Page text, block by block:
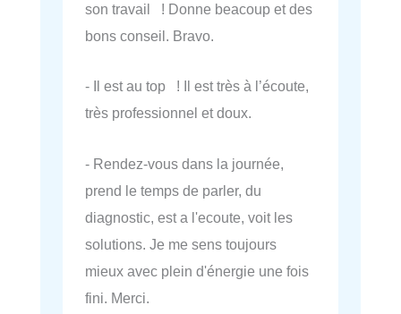
son travail ! Donne beacoup et des
bons conseil. Bravo.
- Il est au top ! Il est très à l’écoute,
très professionnel et doux.
- Rendez-vous dans la journée,
prend le temps de parler, du
diagnostic, est a l'ecoute, voit les
solutions. Je me sens toujours
mieux avec plein d'énergie une fois
fini. Merci.